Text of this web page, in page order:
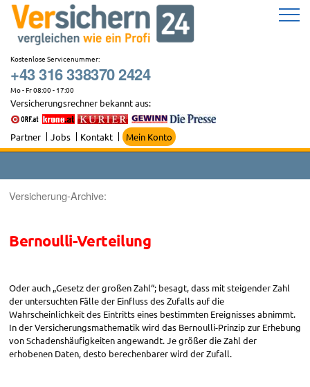
Zum
Inhalt
springen
Kostenlose Servicenummer:
+43 316 338370 2424
Mo - Fr 08:00 - 17:00
Versicherungsrechner bekannt aus:
Partner Jobs Kontakt Mein Konto
Versicherung-Archive:
Bernoulli-Verteilung
Oder auch „Gesetz der großen Zahl“; besagt, dass mit steigender Zahl
der untersuchten Fälle der Einfluss des Zufalls auf die
Wahrscheinlichkeit des Eintritts eines bestimmten Ereignisses abnimmt.
In der Versicherungsmathematik wird das Bernoulli-Prinzip zur Erhebung
von Schadenshäufigkeiten angewandt. Je größer die Zahl der
erhobenen Daten, desto berechenbarer wird der Zufall.